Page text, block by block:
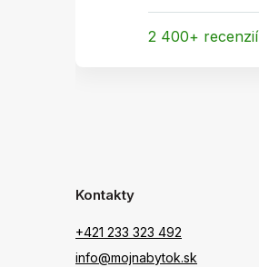
2 400+ recenzií
Kontakty
+421 233 323 492
info@mojnabytok.sk